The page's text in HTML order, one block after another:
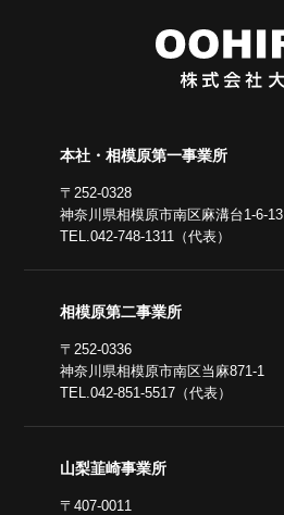
本社・相模原第一事業所
〒252-0328
神奈川県相模原市南区麻溝台1-6-13
TEL.042-748-1311（代表）
相模原第二事業所
〒252-0336
神奈川県相模原市南区当麻871-1
TEL.042-851-5517（代表）
山梨韮崎事業所
〒407-0011